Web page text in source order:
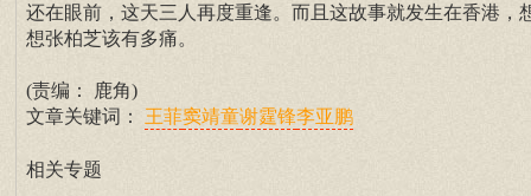
还在眼前，这天三人再度重逢。而且这故事就发生在香港，
想张柏芝该有多痛。
(责编： 鹿角)
文章关键词： 王菲窦靖童谢霆锋李亚鹏
相关专题